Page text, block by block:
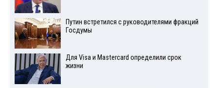
Путин встретился с руководителями фракций
Госдумы
Для Visа и Mastercard определили срок
жизни